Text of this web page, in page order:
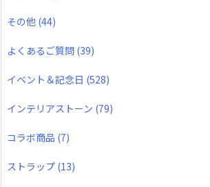
その他 (44)
よくあるご質問 (39)
イベント＆記念日 (528)
インテリアストーン (79)
コラボ商品 (7)
ストラップ (13)